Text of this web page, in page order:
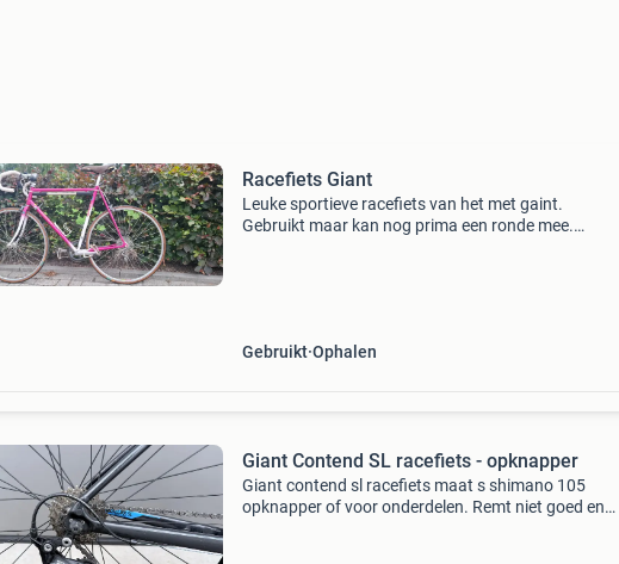
Racefiets Giant
Leuke sportieve racefiets van het met gaint.
Gebruikt maar kan nog prima een ronde mee.
Gebruikt Ophalen
Giant Contend SL racefiets - opknapper
Giant contend sl racefiets maat s shimano 105
opknapper of voor onderdelen. Remt niet goed en